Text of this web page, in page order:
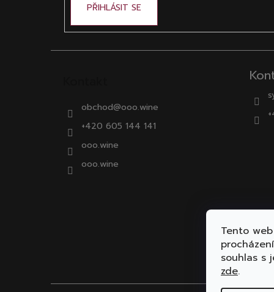
Tento
souhlas s
zde.
PŘIHLÁSIT SE
obchod@ooo.wine
+420 605 144 141
ooo.wine
ooo.wine